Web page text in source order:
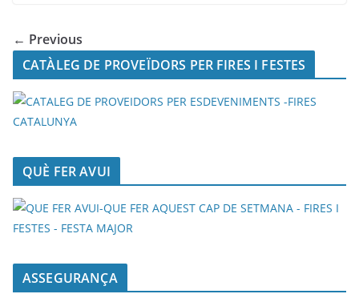
← Previous
CATÀLEG DE PROVEÏDORS PER FIRES I FESTES
QUÈ FER AVUI
ASSEGURANÇA